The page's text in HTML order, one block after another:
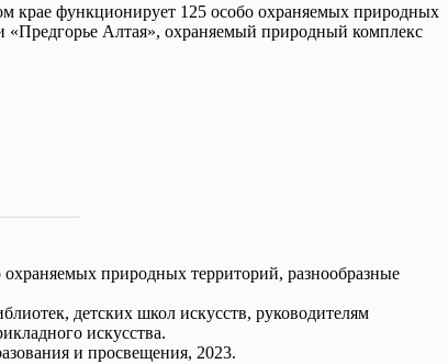
крае функционирует 125 особо охраняемых природных
Алтая», охраняемый природный комплекс
природных территорий, разнообразные
детских школ искусств, руководителям
искусства.
и просвещения, 2023.